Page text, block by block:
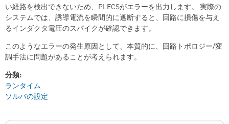
い経路を検出できないため、PLECSがエラーを出力します。 実際の
システムでは、誘導電流を瞬間的に遮断すると、回路に損傷を与え
るインダクタ電圧のスパイクが確認できます。
このようなエラーの発生原因として、本質的に、回路トポロジー/変
調手法に問題があることが考えられます。
分類:
ランタイム
ソルバの設定